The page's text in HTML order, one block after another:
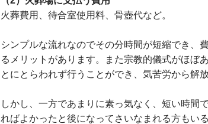
火葬費用、待合室使用料、骨壺代など。
シンプルな流れなのでその分時間が短縮でき、
るメリットがあります。また宗教的儀式がほぼ
とにとらわれず行うことができ、気苦労から解
しかし、一方であまりに素っ気なく、短い時間
ればよかったと後になってさいなまれる方もい